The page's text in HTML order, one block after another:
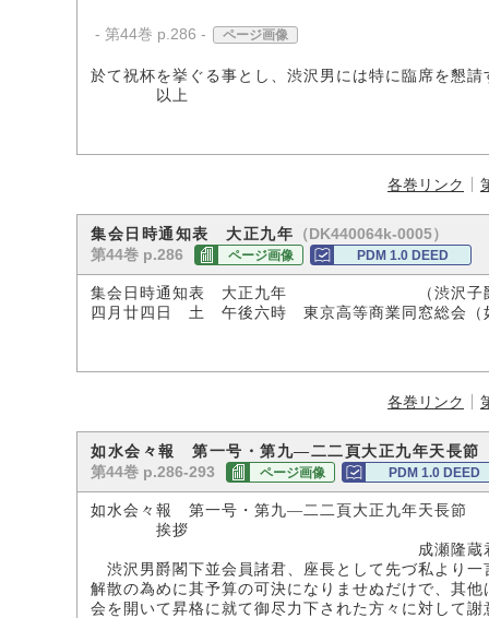
- 第44巻 p.286 - ページ画像
於て祝杯を挙ぐる事とし、渋沢男には特に臨席を懇請
以上
各巻リンク
集会日時通知表 大正九年 （DK440064k-0005）
第44巻 p.286
ページ画像 PDM 1.0 DEED
集会日時通知表 大正九年 （渋沢子爵
四月廿四日 土 午後六時 東京高等商業同窓総会（
各巻リンク
如水会々報 第一号・第九―二二頁大正九年天長
第44巻 p.286-293 ページ画像 PDM 1.0 DEED
如水会々報 第一号・第九―二二頁大正九年天長節
挨拶
成瀬隆蔵
渋沢男爵閣下並会員諸君、座長として先づ私より
解散の為めに其予算の可決になりませぬだけで、其
会を開いて昇格に就て御尽力下された方々に対して